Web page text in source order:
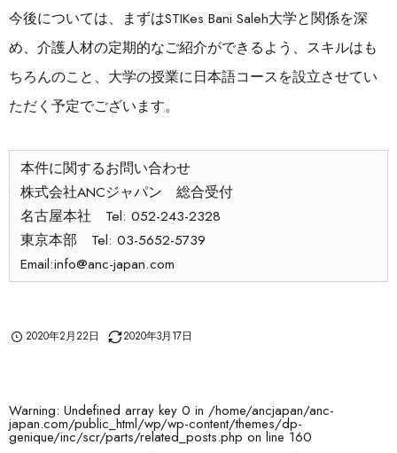
今後については、まずはSTIKes Bani Saleh大学と関係を深
め、介護人材の定期的なご紹介ができるよう、スキルはも
ちろんのこと、大学の授業に日本語コースを設立させてい
ただく予定でございます。
本件に関するお問い合わせ
株式会社ANCジャパン 総合受付
名古屋本社 Tel: 052-243-2328
東京本部 Tel: 03-5652-5739
Email:info@anc-japan.com
2020年2月22日 2020年3月17日
Warning: Undefined array key 0 in /home/ancjapan/anc-
japan.com/public_html/wp/wp-content/themes/dp-
genique/inc/scr/parts/related_posts.php on line 160